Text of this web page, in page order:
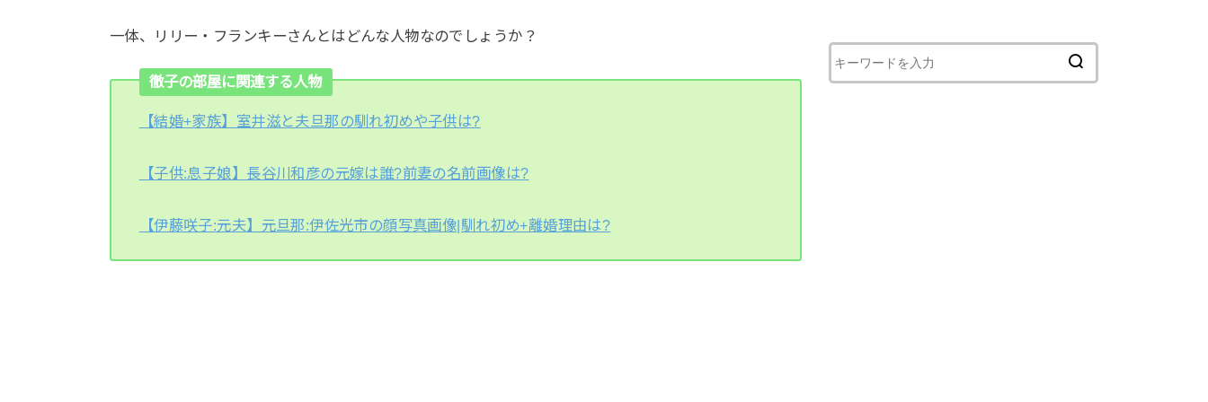
一体、リリー・フランキーさんとはどんな人物なのでしょうか？
徹子の部屋に関連する人物
【結婚+家族】室井滋と夫旦那の馴れ初めや子供は?
【子供:息子娘】長谷川和彦の元嫁は誰?前妻の名前画像は?
【伊藤咲子:元夫】元旦那:伊佐光市の顔写真画像|馴れ初め+離婚理由は?